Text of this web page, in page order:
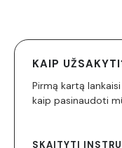
KAIP
Pirmą kartą
kaip pasinaudoti
SKAITYTI